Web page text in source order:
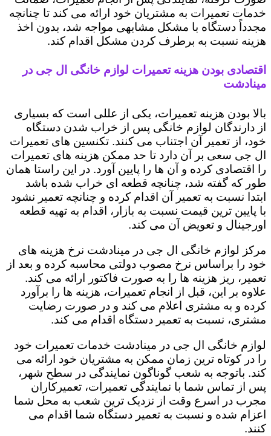
خدمات تعمیرات به مشتریان خود ارائه می کند تا چنانچه
مجدداً دستگاه با مشکل مشابهی مواجه شد، بدون اخذ
هزینه نسبت به برطرف کردن مشکل اقدام کند.
اقتصادی بودن هزینه تعمیرات لوازم خانگی ال جی در
مینادشت
بالا بودن هزینه تعمیرات، یکی از عللی است که بسیاری
از دارندگان لوازم خانگی پس از خراب شدن دستگاه
خود، از تعمیر آن اجتناب می کنند. تکنسین های تعمیرات
ال جی سعی بر آن دارد تا حد ممکن هزینه های تعمیرات
را اقتصادی کرده و آن ها را پایین آورد. در این راستا همان
طور که گفته شد، چنانچه قطعه ای خراب شده باشد
ابتدا نسبت به تعمیر آن اقدام کرده و چنانچه تعمیر نشود
با پایین ترین قیمت نسبت به بازار، اقدام به تهیه قطعه
اورجینال و تعویض آن می کند.
مرکز لوازم خانگی ال جی در مینادشت نرخ هزینه های
خود را براساس نرخ مصوب دولتی محاسبه کرده و بعد از
تعمیر، ریز هزینه ها را به صورت فاکتور ارائه می کند.
علاوه بر این، قبل از انجام تعمیرات، هزینه ها را برآورد
کرده و به مشتری اعلام می کند و در صورت رضایت
مشتری، نسبت به تعمیر دستگاه اقدام می کند.
لوازم خانگی ال جی در مینادشت خدمات تعمیرات خود
را در کوتاه ترین زمان ممکن به مشتریان خود ارائه می
کند. باتوجه به شعب گوناگون نمایندگی در سطح شهر،
پس از تماس شما با نمایندگی تعمیرات، تعمیرکاران
مجرب در اسرع وقت از نزدیک ترین شعب به محل شما
اعزام شده و نسبت به تعمیر دستگاه شما اقدام می
کنند.